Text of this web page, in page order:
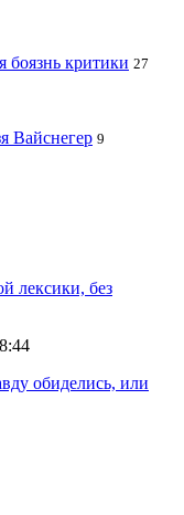
боязнь критики 27
Вайснегер 9
лексики, без
обиделись, или